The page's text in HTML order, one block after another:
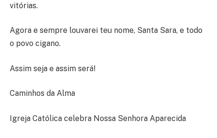
vitórias.
Agora e sempre louvarei teu nome, Santa Sara, e todo
o povo cigano.
Assim seja e assim será!
Caminhos da Alma
Igreja Católica celebra Nossa Senhora Aparecida